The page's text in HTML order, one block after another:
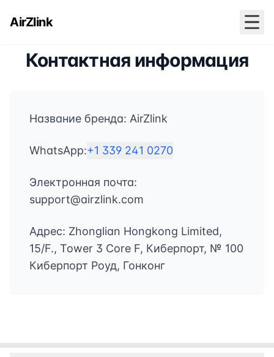
AirZlink
Контактная информация
Название бренда: AirZlink
WhatsApp:+1 339 241 0270
Электронная почта:
support@airzlink.com
Адрес: Zhonglian Hongkong Limited,
15/F., Tower 3 Core F, Киберпорт, № 100
Киберпорт Роуд, Гонконг